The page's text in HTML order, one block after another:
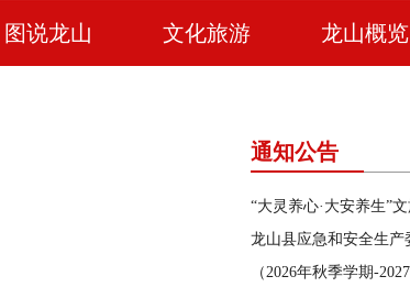
图说龙山 文化旅游 龙山概览
通知公告